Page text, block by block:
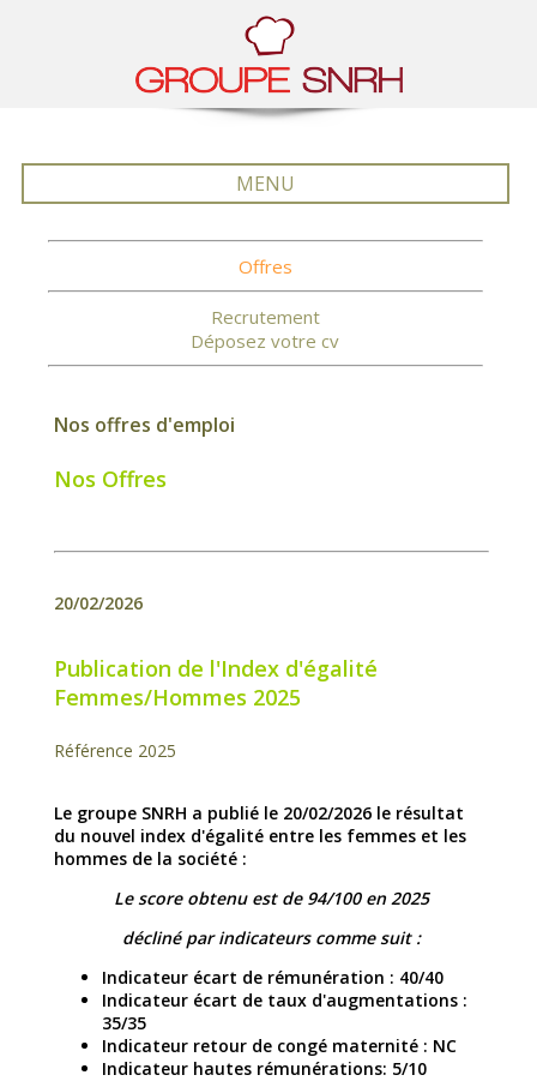
MENU
Offres
Recrutement
Déposez votre cv
Nos offres d'emploi
Nos Offres
20/02/2026
Publication de l'Index d'égalité
Femmes/Hommes 2025
Référence 2025
Le groupe SNRH a publié le 20/02/2026 le résultat
du nouvel index d'égalité entre les femmes et les
hommes de la société :
Le score obtenu est de 94/100 en 2025
décliné par indicateurs comme suit :
Indicateur écart de rémunération : 40/40
Indicateur écart de taux d'augmentations :
35/35
Indicateur retour de congé maternité : NC
Indicateur hautes rémunérations: 5/10